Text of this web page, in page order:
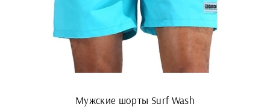
Мужские шорты Surf Wash